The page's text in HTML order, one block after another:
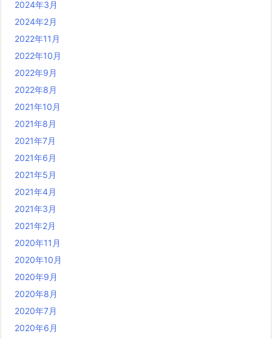
2024年3月
2024年2月
2022年11月
2022年10月
2022年9月
2022年8月
2021年10月
2021年8月
2021年7月
2021年6月
2021年5月
2021年4月
2021年3月
2021年2月
2020年11月
2020年10月
2020年9月
2020年8月
2020年7月
2020年6月